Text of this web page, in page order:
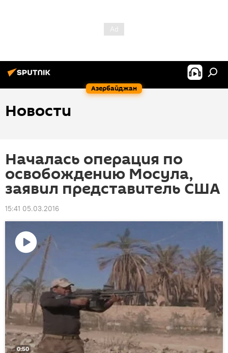
Азербайджан
Новости
Началась операция по
освобождению Мосула,
заявил представитель США
15:41 05.03.2016
Воспроизвести
видео
0:50